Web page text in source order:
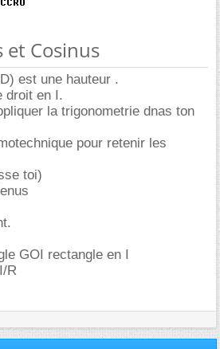
et Cosinus
est une hauteur .
droit en I.
la trigonometrie dnas ton
pour retenir les
toi)
GOI rectangle en I
R